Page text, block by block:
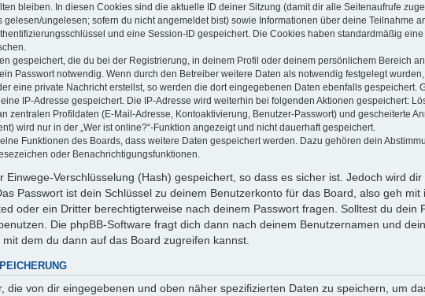
bleiben. In diesen Cookies sind die aktuelle ID deiner Sitzung (damit dir alle Seitenaufrufe
gelesen/ungelesen; sofern du nicht angemeldet bist) sowie Informationen über deine Teilnahme
und eine Session-ID gespeichert. Die Cookies haben standardmäßig
gespeichert, die du bei der Registrierung, in deinem Profil oder deinem persönlichem Bereich
Passwort notwendig. Wenn durch den Betreiber weitere Daten als notwendig festgelegt
eine private Nachricht erstellst, so werden die dort eingegebenen Daten ebenfalls gespeichert.
IP-Adresse gespeichert. Die IP-Adresse wird weiterhin bei folgenden Aktionen gespeichert:
zentralen Profildaten (E-Mail-Adresse, Kontoaktivierung, Benutzer-Passwort) und gescheiterte
wird nur in der „Wer ist online?“-Funktion angezeigt und nicht dauerhaft gespeichert.
Funktionen des Boards, dass weitere Daten gespeichert werden. Dazu gehören dein
oder Benachrichtigungsfunktionen.
Einwege-Verschlüsselung (Hash) gespeichert, so dass es sicher ist. Jedoch wird
Passwort ist dein Schlüssel zu deinem Benutzerkonto für das Board, also geh
oder ein Dritter berechtigterweise nach deinem Passwort fragen. Solltest du
Die phpBB-Software fragt dich dann nach deinem Benutzernamen und
dem du dann auf das Board zugreifen kannst.
die von dir eingegebenen und oben näher spezifizierten Daten zu speichern, um